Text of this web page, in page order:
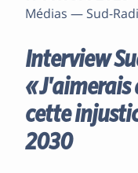
Médias — Sud-
Interview
« J'aimerais
cette
2030